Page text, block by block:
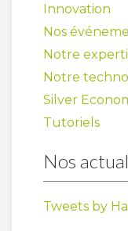
Innovation
Nos
Notre
Notre
Silver
Tutoriels
Nos
Tweets by